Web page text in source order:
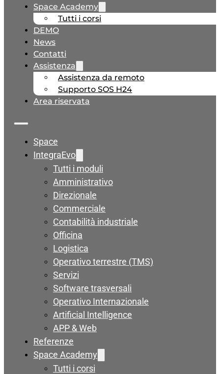
Space Academy
Tutti i corsi
DEMO
News
Contatti
Assistenza
Assistenza da remoto
Supporto SOS H24
Area riservata
Space
IntegraEvo
Tutti i moduli
Amministrativo
Direzionale
Commerciale
Contabilità industriale
Officina
Logistica
Operativo terrestre (TMS)
Servizi
Software trasversali
Operativo Internazionale
Artificial Intelligence
APP & Web
Referenze
Space Academy
Tutti i corsi